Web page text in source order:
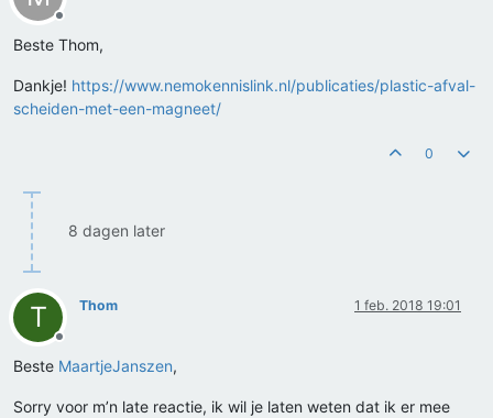
Offline
Beste Thom,
Dankje! https://www.nemokennislink.nl/publicaties/plastic-afval-
scheiden-met-een-magneet/
0
8 dagen later
T
Offline
Thom 1 feb. 2018 19:01
Beste MaartjeJanszen,
Sorry voor m’n late reactie, ik wil je laten weten dat ik er mee